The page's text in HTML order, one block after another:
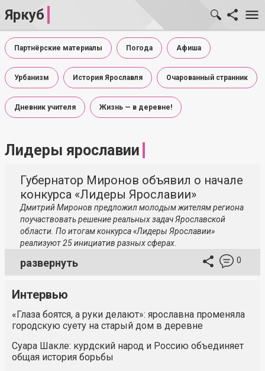
Яркуб
Партнёрские материалы Погода Афиша
Урбанизм История Ярославля Очарованный странник
Дневник учителя Жизнь — в деревне!
Лидеры ярославии
Губернатор Миронов объявил о начале
конкурса «Лидеры Ярославии»
Дмитрий Миронов предложил молодым жителям региона
поучаствовать решение реальных задач Ярославской
области. По итогам конкурса «Лидеры Ярославии»
реализуют 25 инициатив разных сферах.
развернуть 0
Интервью
«Глаза боятся, а руки делают»: ярославна променяла
городскую суету на старый дом в деревне
Суара Шакле: курдский народ и Россию объединяет
общая история борьбы